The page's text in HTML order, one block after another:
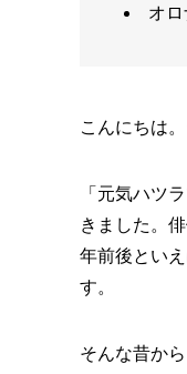
オ
こんにちは
「元気ハツ
きました。
年前後とい
す。
そんな昔か